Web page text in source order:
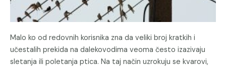
Malo ko od redovnih korisnika zna da veliki broj kratkih i
učestalih prekida na dalekovodima veoma često izazivaju
sletanja ili poletanja ptica. Na taj način uzrokuju se kvarovi,